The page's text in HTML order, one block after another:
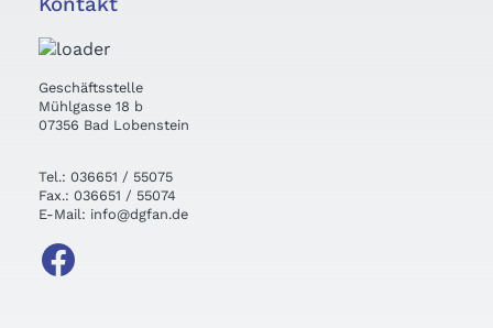
Geschäftsstelle
Mühlgasse 18 b
07356 Bad Lobenstein
Tel.: 036651 / 55075
Fax.: 036651 / 55074
E-Mail: info@dgfan.de